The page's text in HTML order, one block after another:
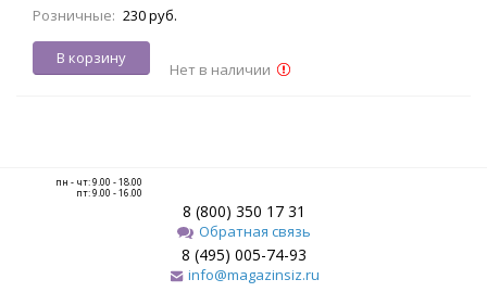
Розничные: 230 руб.
В корзину
Нет в наличии
пн - чт: 9.00 - 18.00
пт: 9.00 - 16.00
8 (800) 350 17 31
Обратная связь
8 (495) 005-74-93
info@magazinsiz.ru